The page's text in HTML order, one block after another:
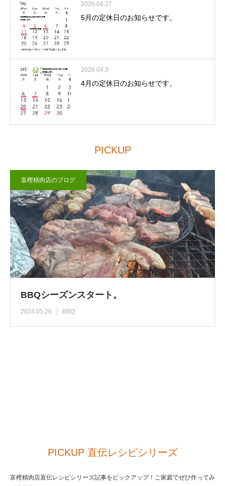
2026.04.27
5月の定休日のお知らせです。
2026.04.3
4月の定休日のお知らせです。
PICKUP
富樫精肉店のブログ
BBQシーズンスタート。
2024.05.26 BBQ
PICKUP 直伝レシピシリーズ
富樫精肉店直伝レシピシリーズ記事をピックアップ！ご家庭でぜひ作ってみ